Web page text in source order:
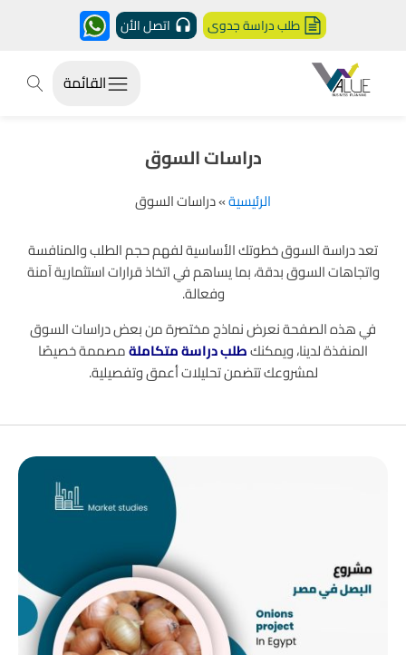
طلب دراسة جدوى اتصل الأن
القائمة
دراسات السوق
الرئيسية»دراسات السوق
تعد دراسة السوق خطوتك الأساسية لفهم حجم الطلب والمنافسة
واتجاهات السوق بدقة، بما يساهم في اتخاذ قرارات استثمارية آمنة
وفعالة.
في هذه الصفحة نعرض نماذج مختصرة من بعض دراسات السوق
المنفذة لدينا، ويمكنكطلب دراسة متكاملةمصممة خصيصًا
لمشروعك تتضمن تحليلات أعمق وتفصيلية.